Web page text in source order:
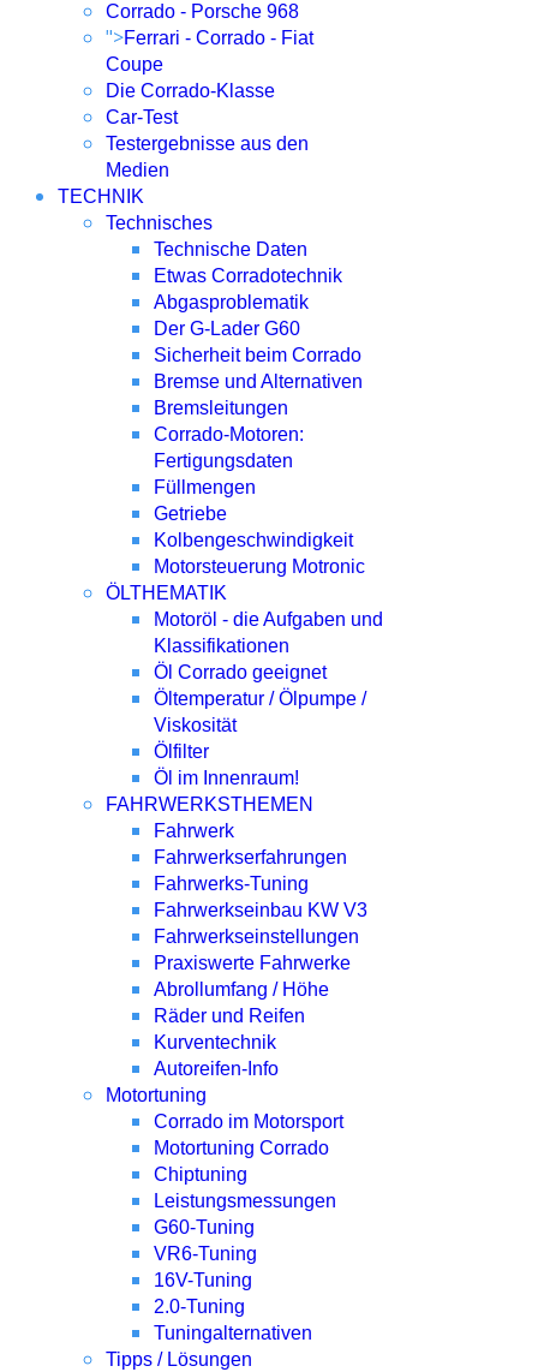
Corrado - Porsche 968
">Ferrari - Corrado - Fiat
Coupe
Die Corrado-Klasse
Car-Test
Testergebnisse aus den
Medien
TECHNIK
Technisches
Technische Daten
Etwas Corradotechnik
Abgasproblematik
Der G-Lader G60
Sicherheit beim Corrado
Bremse und Alternativen
Bremsleitungen
Corrado-Motoren:
Fertigungsdaten
Füllmengen
Getriebe
Kolbengeschwindigkeit
Motorsteuerung Motronic
ÖLTHEMATIK
Motoröl - die Aufgaben und
Klassifikationen
Öl Corrado geeignet
Öltemperatur / Ölpumpe /
Viskosität
Ölfilter
Öl im Innenraum!
FAHRWERKSTHEMEN
Fahrwerk
Fahrwerkserfahrungen
Fahrwerks-Tuning
Fahrwerkseinbau KW V3
Fahrwerkseinstellungen
Praxiswerte Fahrwerke
Abrollumfang / Höhe
Räder und Reifen
Kurventechnik
Autoreifen-Info
Motortuning
Corrado im Motorsport
Motortuning Corrado
Chiptuning
Leistungsmessungen
G60-Tuning
VR6-Tuning
16V-Tuning
2.0-Tuning
Tuningalternativen
Tipps / Lösungen